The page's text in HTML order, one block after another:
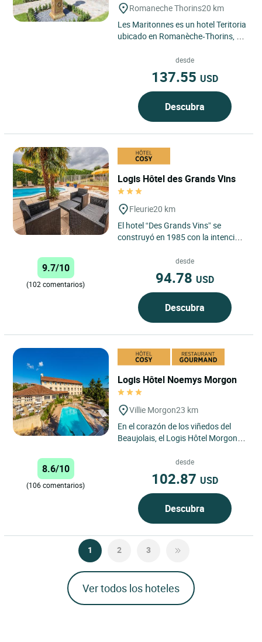
Romaneche Thorins20 km
Les Maritonnes es un hotel Teritoria
ubicado en Romanèche‑Thorins, en
Condado, a pocos minutos...
desde
137.55 USD
Descubra
Logis Hôtel des Grands Vins
Fleurie20 km
El hotel “Des Grands Vins” se
construyó en 1985 con la intención
9.7/10
(102 comentarios)
desde
94.78 USD
Descubra
Logis Hôtel Noemys Morgon
Villie Morgon23 km
En el corazón de los viñedos del
Beaujolais, el Logis Hôtel Morgon
habitaciones climatizadas...
8.6/10
(106 comentarios)
desde
102.87 USD
Descubra
1 2 3
Ver todos los hoteles